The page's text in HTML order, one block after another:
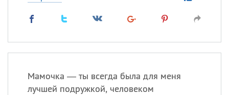
Мамочка — ты всегда была для меня
лучшей подружкой, человеком